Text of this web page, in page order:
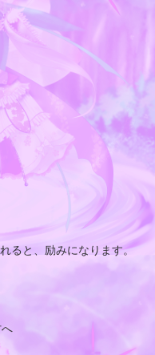
ると、励みになります。